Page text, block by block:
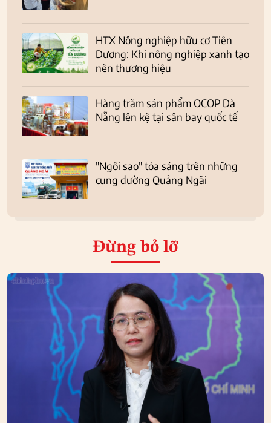
HTX Nông nghiệp hữu cơ Tiên
Dương: Khi nông nghiệp xanh tạo
nên thương hiệu
Hàng trăm sản phẩm OCOP Đà
Nẵng lên kệ tại sân bay quốc tế
"Ngôi sao" tỏa sáng trên những
cung đường Quảng Ngãi
Đừng bỏ lỡ